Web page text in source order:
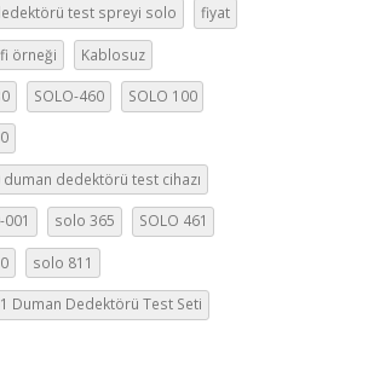
test spreyi solo fiyat
örneği Kablosuz
SOLO-460 SOLO 100
dedektörü test cihazı
solo 365 SOLO 461
solo 811
Duman Dedektörü Test Seti